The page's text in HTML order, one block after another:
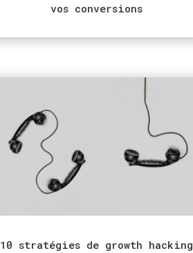
vos conversions
10 stratégies de growth hacking